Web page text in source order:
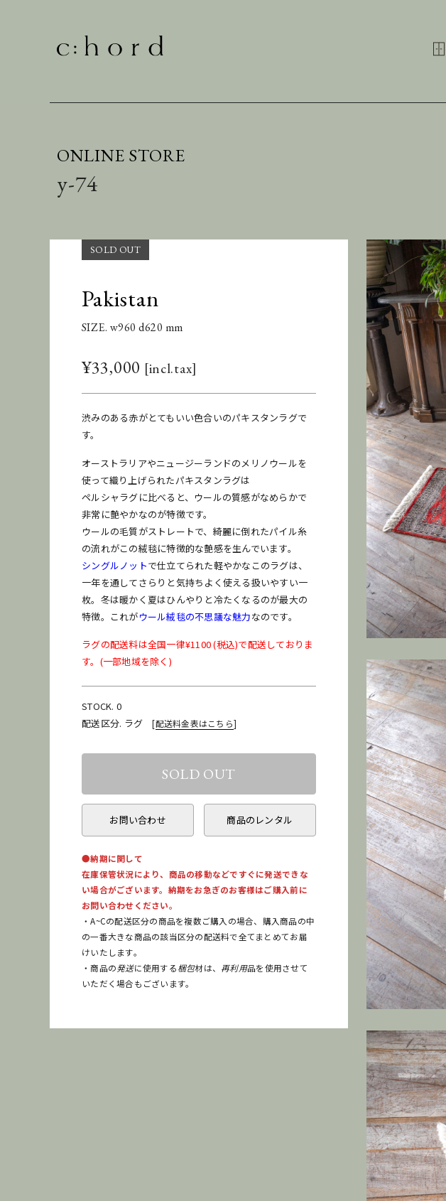
ONLINE STORE
y-74
Pakistan
SIZE. w960 d620 mm
¥33,000
渋みのある赤がとてもいい色合いのパキスタンラグで
す。
オーストラリアやニュージーランドのメリノウールを
使って織り上げられたパキスタンラグは
ペルシャラグに比べると、ウールの質感がなめらかで
非常に艶やかなのが特徴です。
ウールの毛質がストレートで、綺麗に倒れたパイル糸
の流れがこの絨毯に特徴的な艶感を生んでいます。
シングルノットで仕立てられた軽やかなこのラグは、
一年を通してさらりと気持ちよく使える扱いやすい一
枚。冬は暖かく夏はひんやりと冷たくなるのが最大の
特徴。これがウール絨毯の不思議な魅力なのです。
ラグの配送料は全国一律¥1100 (税込)で配送しておりま
す。(一部地域を除く)
STOCK. 0
配送区分. ラグ[配送料金表はこちら]
お問い合わせ 商品のレンタル
●納期に関して
在庫保管状況により、商品の移動などですぐに発送できな
い場合がございます。納期をお急ぎのお客様はご購入前に
お問い合わせください。
・A~Cの配送区分の商品を複数ご購入の場合、購入商品の中
の一番大きな商品の該当区分の配送料で全てまとめてお届
けいたします。
・商品の発送に使用する梱包材は、 再利用品を使用させて
いただく場合もございます。